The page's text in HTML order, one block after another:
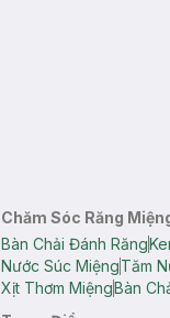
Chăm Sóc Răng
Bàn Chải Đánh Răng
Nước Súc MiệngTăm
Xịt Thơm MiệngBàn